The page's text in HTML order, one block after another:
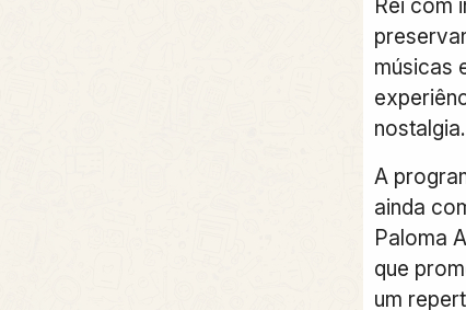
Rei com
músicas
nostalgia.
A
ainda
Paloma
que
um